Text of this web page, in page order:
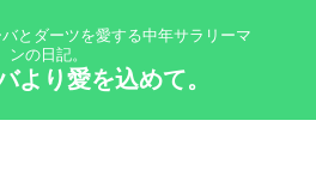
とダーツを愛する中年サラリーマ
ンの日記。
より愛を込めて。